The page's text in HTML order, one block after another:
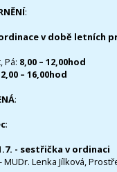
:
v době letních
Pá: 8,00 – 12,00hod
– 16,00hod
:
:
- sestřička v ordinaci
MUDr. Lenka Jílková,